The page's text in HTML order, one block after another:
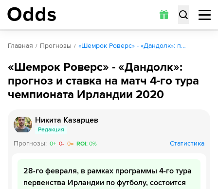
Главная Прогнозы «Шемрок Роверс» - «Дандолк»: п…
«Шемрок Роверс» - «Дандолк»:
прогноз и ставка на матч 4-го тура
чемпионата Ирландии 2020
Никита Казарцев
Редакция
Прогнозы: 0+ 0- 0= ROI: 0% Статистика
28-го февраля, в рамках программы 4-го тура
первенства Ирландии по футболу, состоится